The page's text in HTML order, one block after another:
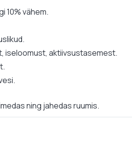
10% vähem.
iseloomust, aktiivsustasemest.
ning jahedas ruumis.